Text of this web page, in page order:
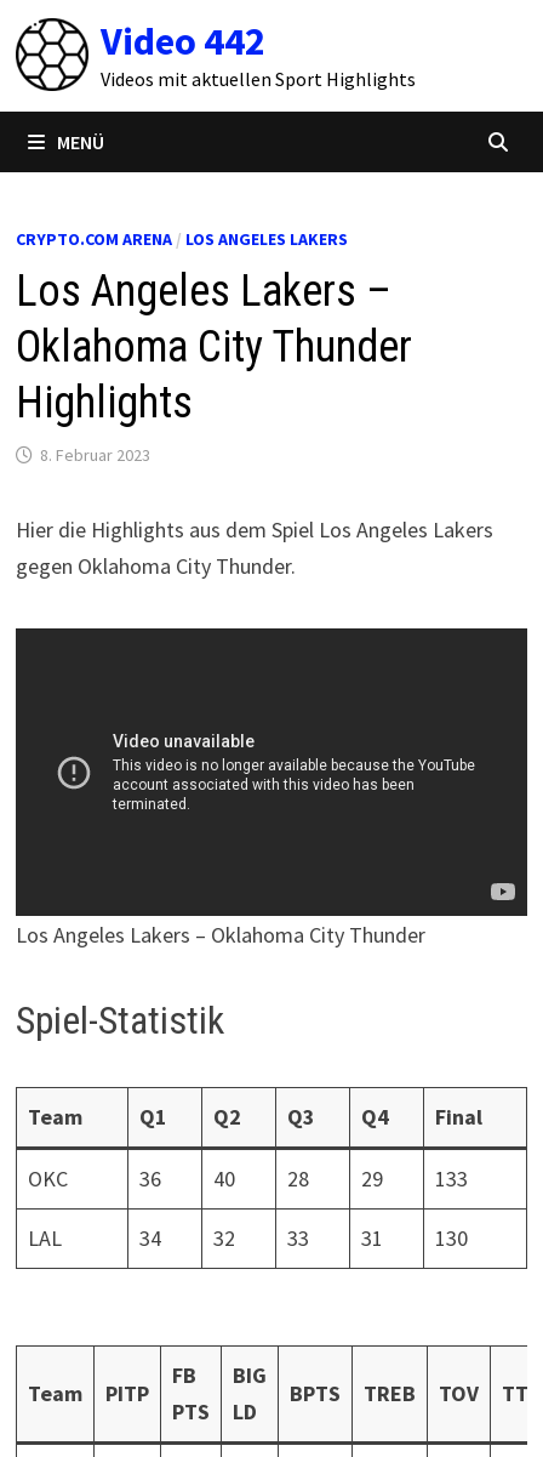
Zum
Inhalt
springen
Video 442
Videos mit aktuellen Sport Highlights
MENÜ
CRYPTO.COM ARENA/ LOS ANGELES LAKERS
Los Angeles Lakers –
Oklahoma City Thunder
Highlights
8. Februar 2023
Hier die Highlights aus dem Spiel Los Angeles Lakers
gegen Oklahoma City Thunder.
Los Angeles Lakers – Oklahoma City Thunder
Spiel-Statistik
Team Q1 Q2 Q3 Q4 Final
OKC 36 40 28 29 133
LAL 34 32 33 31 130
Team PITP
FB
PTS
BIG
LD
BPTS TREB TOV